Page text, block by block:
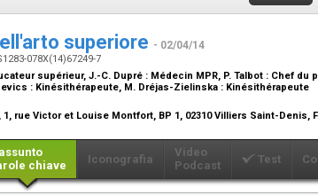
superiore - 02/04/14
078X(14)67249-7
supérieur, J.-C. Dupré : Médecin MPR, P. Talbot : Chef du
: Kinésithérapeute, M. Dréjas-Zielinska : Kinésithérapeute
rue Victor et Louise Montfort, BP 1, 02310 Villiers Saint-Denis,
chiave
Iconografia
Video
Podcast
Test